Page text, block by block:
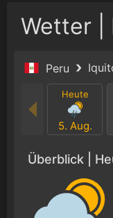
Wetter |
Peru
Heute
5. Aug.
Überblick |